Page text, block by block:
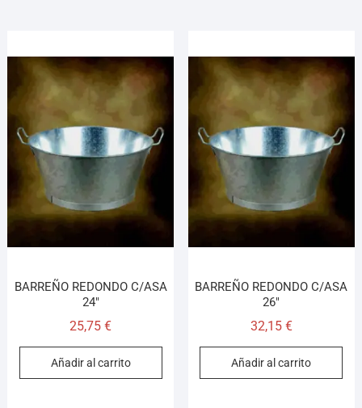
BARREÑO REDONDO C/ASA
24″
25,75€
Añadir al carrito
BARREÑO REDONDO C/ASA
26″
32,15 €
Añadir al carrito